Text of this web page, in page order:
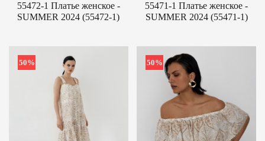
55472-1 Платье женское -
SUMMER 2024 (55472-1)
55471-1 Платье женское -
SUMMER 2024 (55471-1)
50% 50%